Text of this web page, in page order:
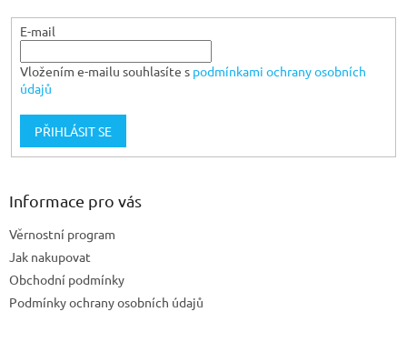
E-mail
Vložením e-mailu souhlasíte s podmínkami ochrany osobních
údajů
PŘIHLÁSIT SE
Informace pro vás
Věrnostní program
Jak nakupovat
Obchodní podmínky
Podmínky ochrany osobních údajů